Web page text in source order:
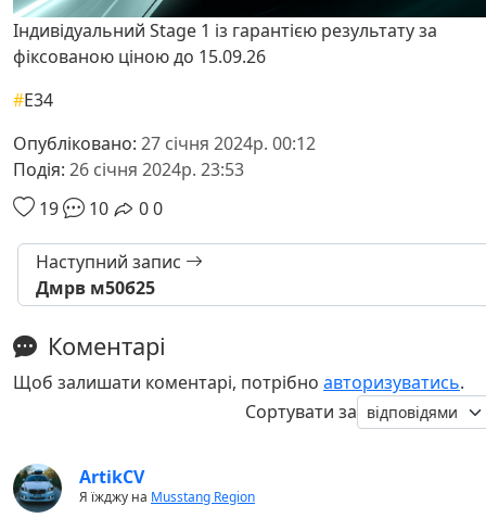
Індивідуальний Stage 1 із гарантією результату за
фіксованою ціною до 15.09.26
#Е34
Опубліковано: 27 січня 2024р. 00:12
Подія: 26 січня 2024р. 23:53
19
10 00
Наступний запис
Дмрв м50б25
Коментарі
Щоб залишати коментарі, потрібно авторизуватись.
Сортувати за
ArtikCV
Я їжджу на Musstang Region